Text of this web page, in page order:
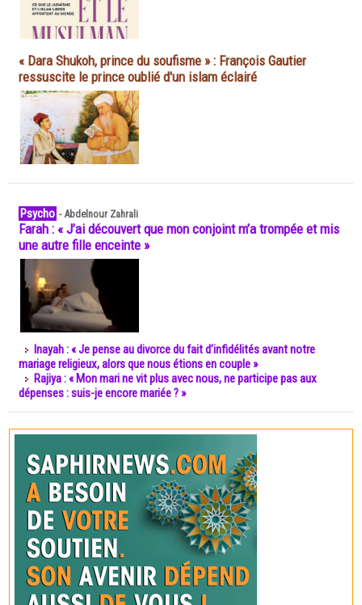
« Dara Shukoh, prince du soufisme » : François Gautier
ressuscite le prince oublié d'un islam éclairé
Psycho -Abdelnour Zahrali
Farah : « J’ai découvert que mon conjoint m’a trompée et mis
une autre fille enceinte »
Inayah : « Je pense au divorce du fait d’infidélités avant notre
mariage religieux, alors que nous étions en couple »
Rajiya : « Mon mari ne vit plus avec nous, ne participe pas aux
dépenses : suis-je encore mariée ? »